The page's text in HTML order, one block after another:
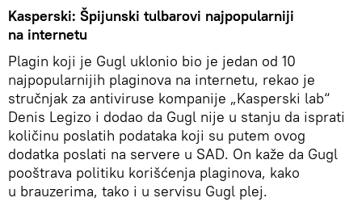
Kasperski: Špijunski tulbarovi najpopularniji
na internetu
Plagin koji je Gugl uklonio bio je jedan od 10
najpopularnijih plaginova na internetu, rekao je
stručnjak za antiviruse kompanije „Kasperski lab“
Denis Legizo i dodao da Gugl nije u stanju da isprati
količinu poslatih podataka koji su putem ovog
dodatka poslati na servere u SAD. On kaže da Gugl
pooštrava politiku korišćenja plaginova, kako
u brauzerima, tako i u servisu Gugl plej.